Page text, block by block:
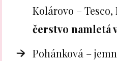
Kolárovo –
čerstvo namletá
Pohánková –